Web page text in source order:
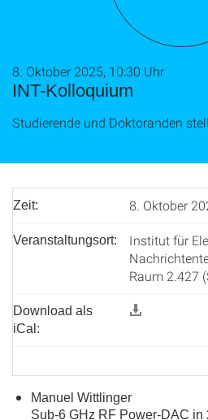
INT-Kolloquium
8. Oktober 2025, 10:30 Uhr
Studierende und Doktoranden
Zeit: 8. Oktober
Veranstaltungsort:
Institut für
Raum 2.427
Download als
iCal:
Manuel Wittlinger
Sub-6 GHz RF Power-DAC in